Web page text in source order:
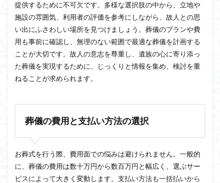
提供するために不可欠です。多様な選択肢の中から、立地や
施設の雰囲気、利用者の評価を参考にしながら、故人との思
い出にふさわしい場所を見つけましょう。葬儀のプランや費
用も事前に確認し、無理のない範囲で最適な葬儀を計画する
ことが大切です。故人の意志を尊重し、遺族の心に寄り添っ
た葬儀を実現するために、じっくりと情報を集め、検討を重
ねることが求められます。
葬儀の費用と支払い方法の選択
お葬式を行う際、費用面での悩みは避けられません。一般的
に、葬儀の費用は数十万円から数百万円と幅広く、選ぶサー
ビスによって大きく変動します。支払い方法も一括払いから